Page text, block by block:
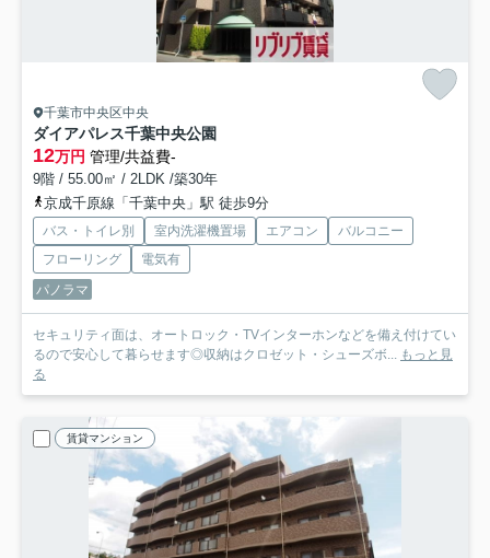
千葉市中央区中央
ダイアパレス千葉中央公園
12万円 管理/共益費-
9階 / 55.00㎡ / 2LDK /築30年
京成千原線「千葉中央」駅 徒歩9分
バス・トイレ別 室内洗濯機置場 エアコン
バルコニー
フローリング
電気有
パノラマ
セキュリティ面は、オートロック・TVインターホンなどを備え付けてい
るので安心して暮らせます◎収納はクロゼット・シューズボ... もっと見
る
賃貸マンション